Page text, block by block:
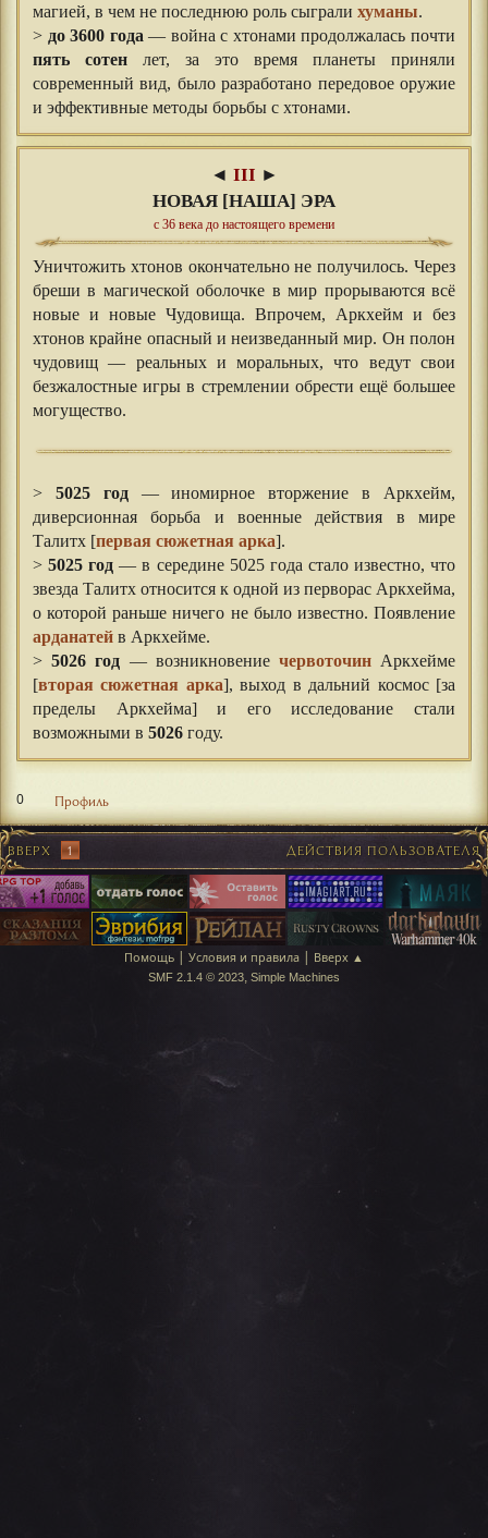
магией, в чем не последнюю роль сыграли хуманы.
> до 3600 года— война с хтонами продолжалась почти
пять сотен лет, за это время планеты приняли
современный вид, было разработано передовое оружие
и эффективные методы борьбы с хтонами.
◄ III ►
НОВАЯ [НАША] ЭРА
с 36 века до настоящего времени
Уничтожить хтонов окончательно не получилось. Через
бреши в магической оболочке в мир прорываются всё
новые и новые Чудовища. Впрочем, Аркхейм и без
хтонов крайне опасный и неизведанный мир. Он полон
чудовищ — реальных и моральных, что ведут свои
безжалостные игры в стремлении обрести ещё большее
могущество.
> 5025 год— иномирное вторжение в Аркхейм,
диверсионная борьба и военные действия в мире
Талитх [первая сюжетная арка].
>5025 год — в середине 5025 года стало известно, что
звезда Талитх относится к одной из перворас Аркхейма,
о которой раньше ничего не было известно. Появление
арданатей в Аркхейме.
>5026 год — возникновение червоточинАркхейме
[вторая сюжетная арка], выход в дальний космос [за
пределы Аркхейма] и его исследование стали
возможными в 5026 году.
0 Профиль
ВВЕРХ 1 ДЕЙСТВИЯ ПОЛЬЗОВАТЕЛЯ
Помощь | Условия и правила | Вверх ▲
SMF 2.1.4 © 2023, Simple Machines